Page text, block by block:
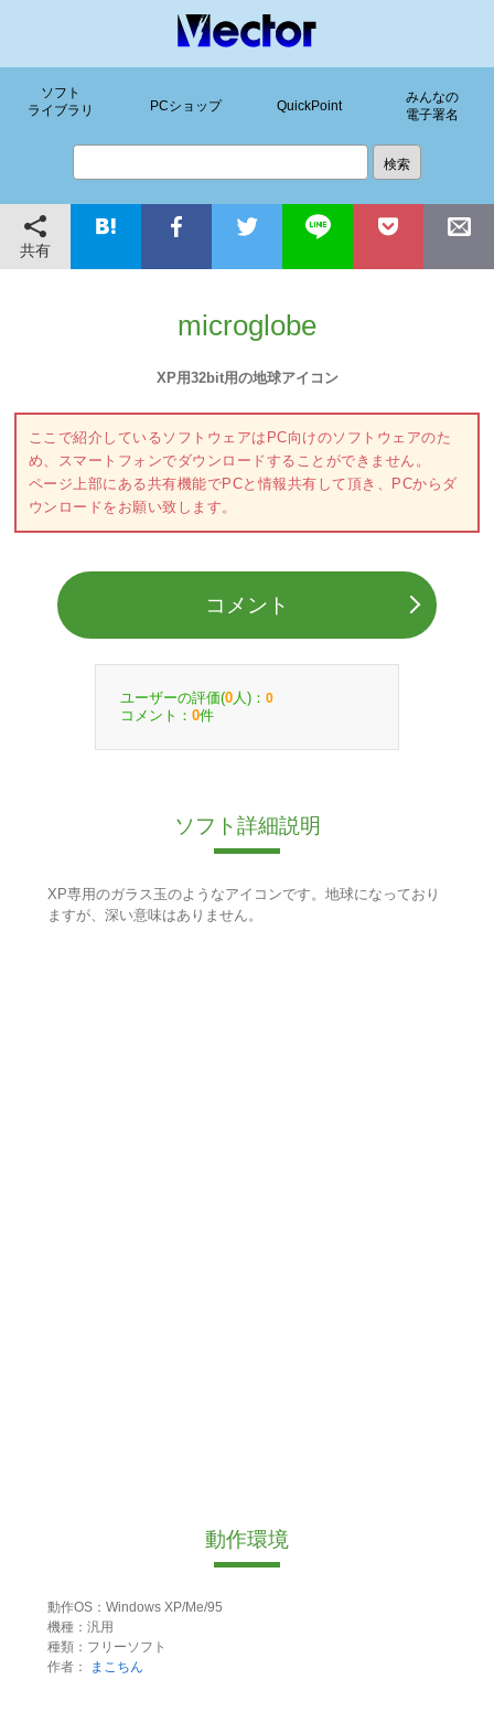
ソフト
ライブラリ
PCショップ QuickPoint
みんなの
電子署名
共有
microglobe
XP用32bit用の地球アイコン
ここで紹介しているソフトウェアはPC向けのソフトウェアのた
め、スマートフォンでダウンロードすることができません。
ページ上部にある共有機能でPCと情報共有して頂き、PCからダ
ウンロードをお願い致します。
コメント
ユーザーの評価(0 人)： 0
コメント： 0件
ソフト詳細説明
XP専用のガラス玉のようなアイコンです。地球になっており
ますが、深い意味はありません。
動作環境
動作OS：Windows XP/Me/95
機種：汎用
種類：フリーソフト
作者：
まこちん